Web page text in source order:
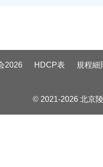
2026 HDCP表 規程細
© 2021-2026 北京